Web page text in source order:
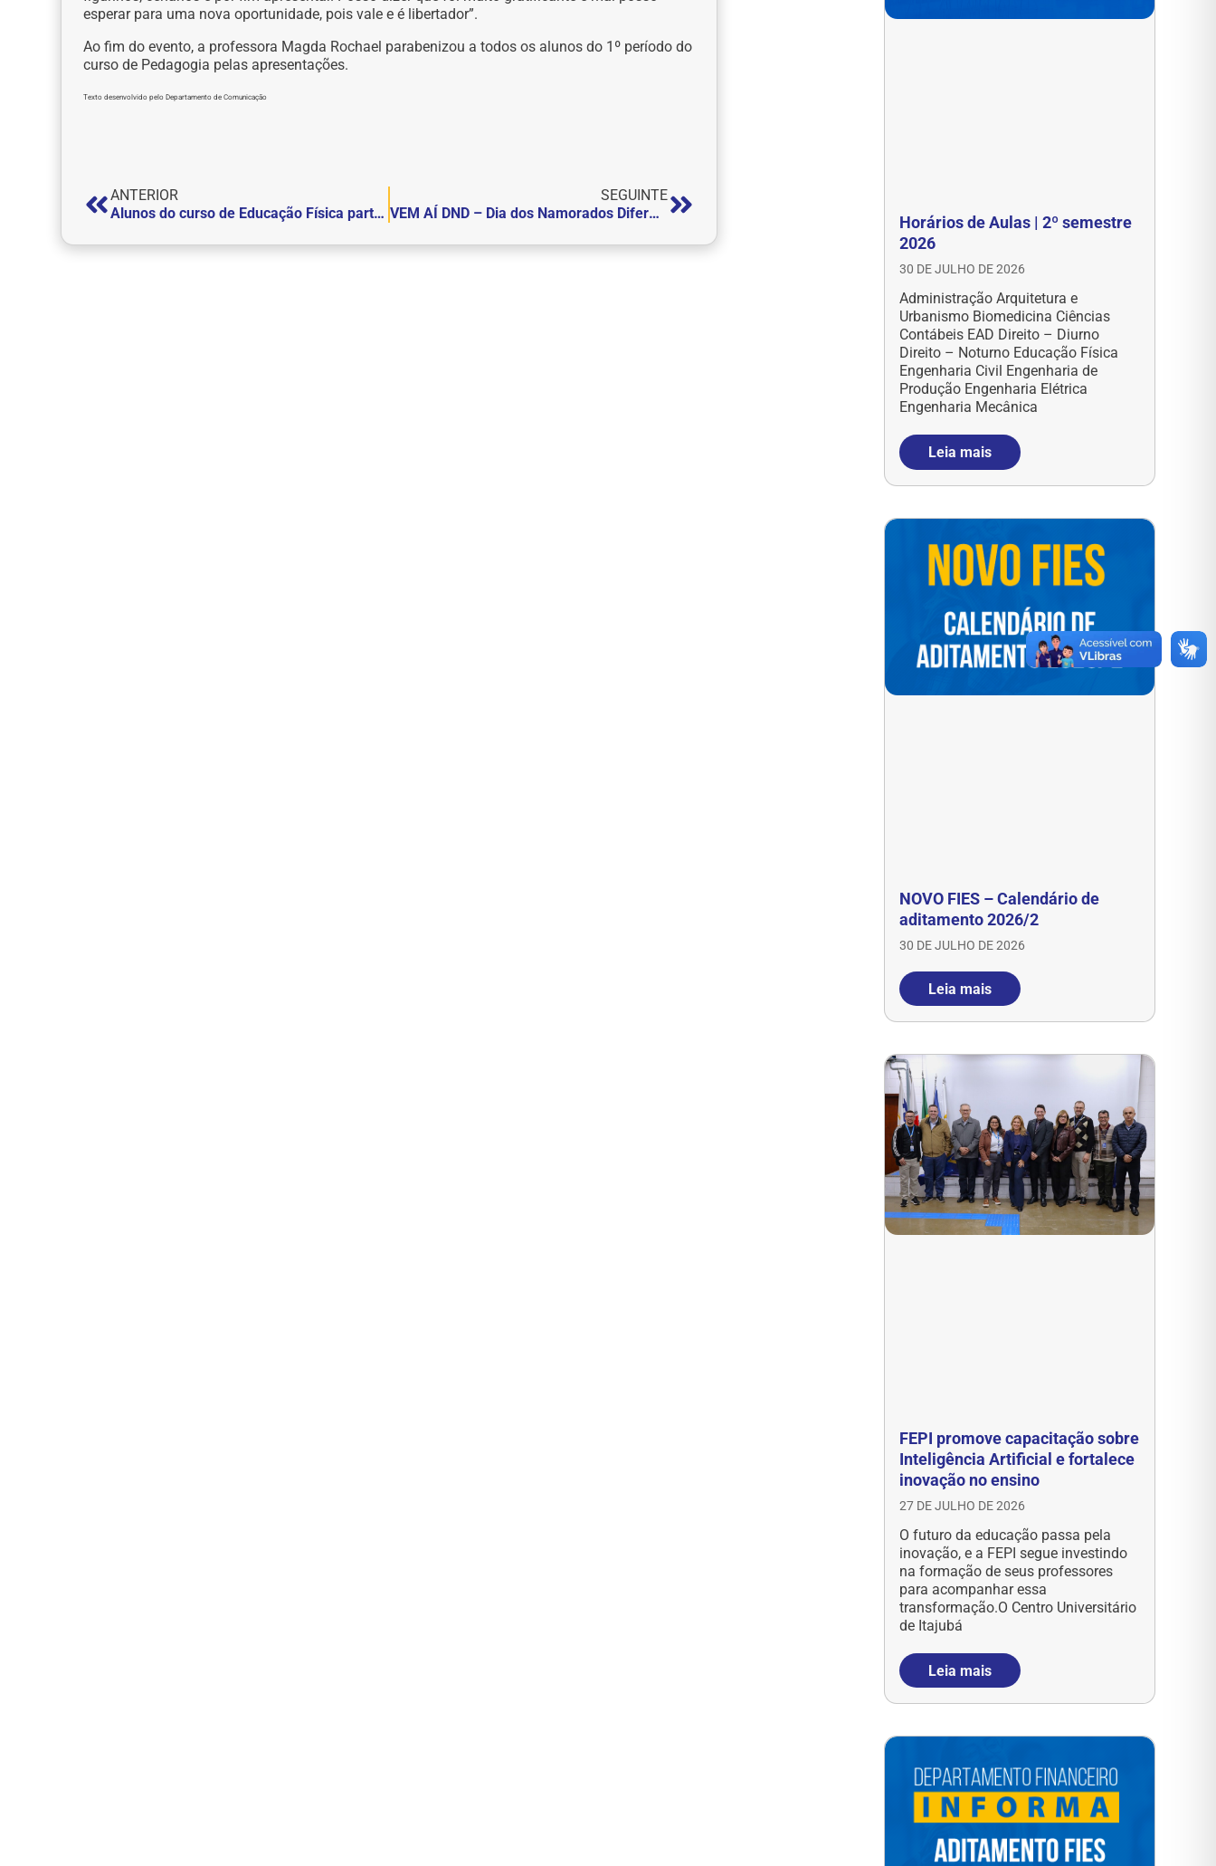
esperar para uma nova oportunidade, pois vale e é libertador”.
Ao fim do evento, a professora Magda Rochael parabenizou a todos os alunos do 1º período do
curso de Pedagogia pelas apresentações.
Texto desenvolvido pelo Departamento de Comunicação
ANTERIOR
Alunos do curso de Educação Física participam de Ação Social na Escola Municipal Wenceslau Neto
SEGUINTE
VEM AÍ DND – Dia dos Namorados Diferente!
Horários de Aulas | 2º semestre
2026
30 DE JULHO DE 2026
Administração Arquitetura e
Urbanismo Biomedicina Ciências
Contábeis EAD Direito – Diurno
Direito – Noturno Educação Física
Engenharia Civil Engenharia de
Produção Engenharia Elétrica
Engenharia Mecânica
Leia mais
NOVO FIES – Calendário de
aditamento 2026/2
30 DE JULHO DE 2026
Leia mais
FEPI promove capacitação sobre
Inteligência Artificial e fortalece
inovação no ensino
27 DE JULHO DE 2026
O futuro da educação passa pela
inovação, e a FEPI segue investindo
na formação de seus professores
para acompanhar essa
transformação.O Centro Universitário
de Itajubá
Leia mais